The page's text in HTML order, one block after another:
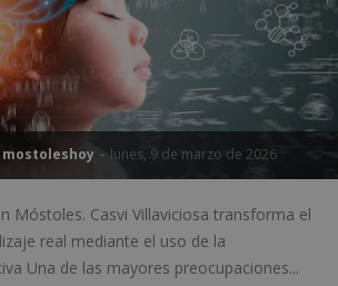
mostoleshoy - lunes, 9 de marzo de 2026
Móstoles. Casvi Villaviciosa transforma el
real mediante el uso de la
Una de las mayores preocupaciones...
Cookies de preferencias
Cookies de funcionalidad
Cookies no clasificadas
estrictamente necesarias permiten la
de usuario y la gestión de cuentas.
Proveedor/
Dominio
Cloudflare Inc.
29 minutos